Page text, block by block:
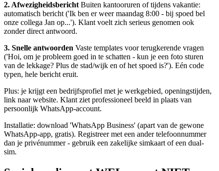
2. Afwezigheidsbericht Buiten kantooruren of tijdens vakantie:
automatisch bericht ('Ik ben er weer maandag 8:00 - bij spoed bel
onze collega Jan op...'). Klant voelt zich serieus genomen ook
zonder direct antwoord.
3. Snelle antwoorden Vaste templates voor terugkerende vragen
('Hoi, om je probleem goed in te schatten - kun je een foto sturen
van de lekkage? Plus de stad/wijk en of het spoed is?'). Eén code
typen, hele bericht eruit.
Plus: je krijgt een bedrijfsprofiel met je werkgebied, openingstijden,
link naar website. Klant ziet professioneel beeld in plaats van
persoonlijk WhatsApp-account.
Installatie: download 'WhatsApp Business' (apart van de gewone
WhatsApp-app, gratis). Registreer met een ander telefoonnummer
dan je privénummer - gebruik een zakelijke simkaart of een dual-
sim.